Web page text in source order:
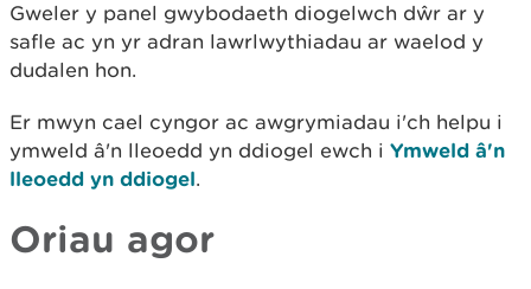
Gweler y panel gwybodaeth diogelwch dŵr ar y
safle ac yn yr adran lawrlwythiadau ar waelod y
dudalen hon.
Er mwyn cael cyngor ac awgrymiadau i'ch helpu i
ymweld â'n lleoedd yn ddiogel ewch i Ymweld â'n
lleoedd yn ddiogel.
Oriau agor